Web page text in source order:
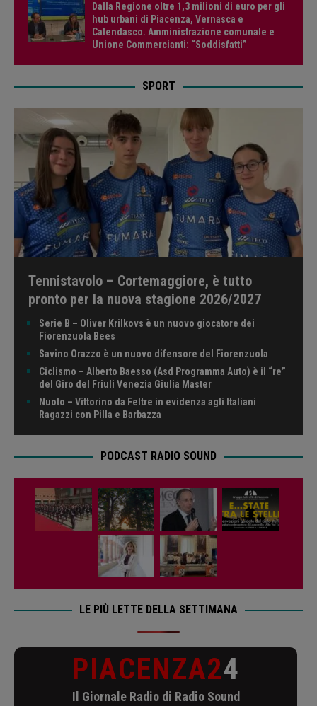
Dalla Regione oltre 1,3 milioni di euro per gli
hub urbani di Piacenza, Vernasca e
Calendasco. Amministrazione comunale e
Unione Commercianti: “Soddisfatti”
SPORT
Tennistavolo – Cortemaggiore, è tutto
pronto per la nuova stagione 2026/2027
Serie B – Oliver Krilkovs è un nuovo giocatore dei
Fiorenzuola Bees
Savino Orazzo è un nuovo difensore del Fiorenzuola
Ciclismo – Alberto Baesso (Asd Programma Auto) è il “re”
del Giro del Friuli Venezia Giulia Master
Nuoto – Vittorino da Feltre in evidenza agli Italiani
Ragazzi con Pilla e Barbazza
PODCAST RADIO SOUND
LE PIÙ LETTE DELLA SETTIMANA
PIACENZA24
Il Giornale Radio di Radio Sound